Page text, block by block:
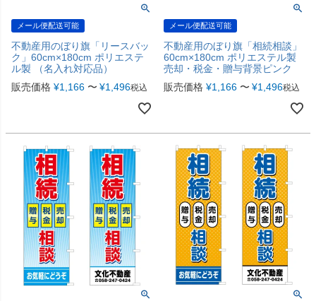
メール便配送可能
不動産用のぼり旗「リースバッ
ク」60cm×180cm ポリエステ
ル製 （名入れ対応品）
販売価格 ¥1,166 〜 ¥1,496税込
メール便配送可能
不動産用のぼり旗「相続相談」
60cm×180cm ポリエステル製
売却・税金・贈与背景ピンク
販売価格 ¥1,166 〜 ¥1,496税込